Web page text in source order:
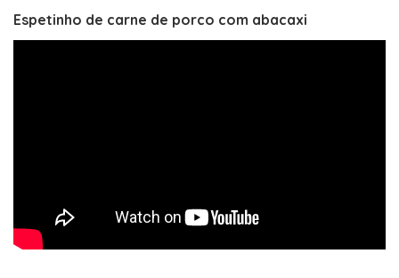
Espetinho de carne de porco com abacaxi